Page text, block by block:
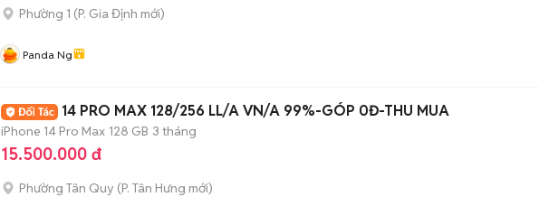
Phường 1 (P. Gia Định mới)
Panda Ng
14 PRO MAX 128/256 LL/A VN/A 99%-GÓP 0Đ-THU MUA
iPhone 14 Pro Max 128 GB 3 tháng
15.500.000 đ
Phường Tân Quy (P. Tân Hưng mới)